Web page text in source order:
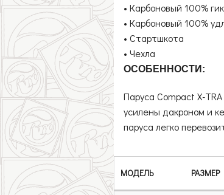
• Карбоновый 100%
• Карбоновый 100%
• Стартшкота
• Чехла
ОСОБЕННОСТИ:
Паруса Compact X-
усилены дакроном и
паруса легко
МОДЕЛЬ РАЗМЕР